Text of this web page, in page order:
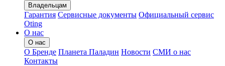
Владельцам
Гарантия Сервисные документы Официальный сервис
Oting
О нас
О нас
О Бренде Планета Паладин Новости СМИ о нас
Контакты